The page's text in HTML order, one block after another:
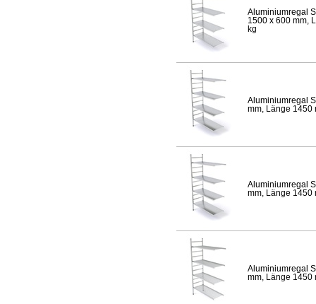
Aluminiumregal
1500 x 600 mm,
kg
Aluminiumregal
mm, Länge 1450
Aluminiumregal
mm, Länge 1450
Aluminiumregal
mm, Länge 1450